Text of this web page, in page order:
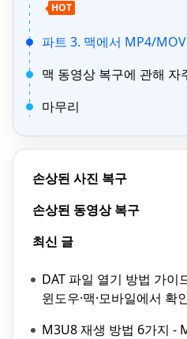
HOT
파트 3. 맥에서 MP4/
맥 동영상 복구에 관해 자
마무리
손상된 사진 복구
손상된 동영상 복구
최신 글
DAT 파일 열기 방법 가이
윈도우·맥·모바일에서 확
M3U8 재생 방법 6가지 -